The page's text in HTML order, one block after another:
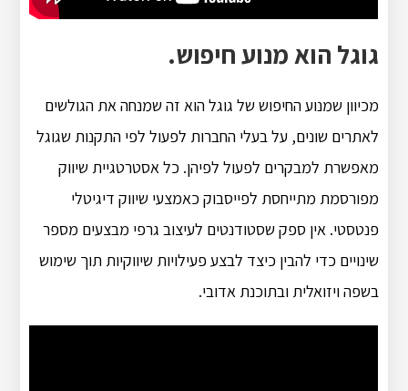
גוגל הוא מנוע חיפוש.
מכיוון שמנוע החיפוש של גוגל הוא זה שמנחה את הגולשים
לאתרים שונים, על בעלי החברות לפעול לפי התקנות שגוגל
מאפשרת למבקרים לפעול לפיהן. כל אסטרטגיית שיווק
מפורסמת מתייחסת לפייסבוק כאמצעי שיווק דיגיטלי
פנטסטי. אין ספק שסטודנטים לעיצוב גרפי מבצעים מספר
שינויים כדי להבין כיצד לבצע פעילויות שיווקיות תוך שימוש
בשפה ויזואלית ובתוכנת אדובי.